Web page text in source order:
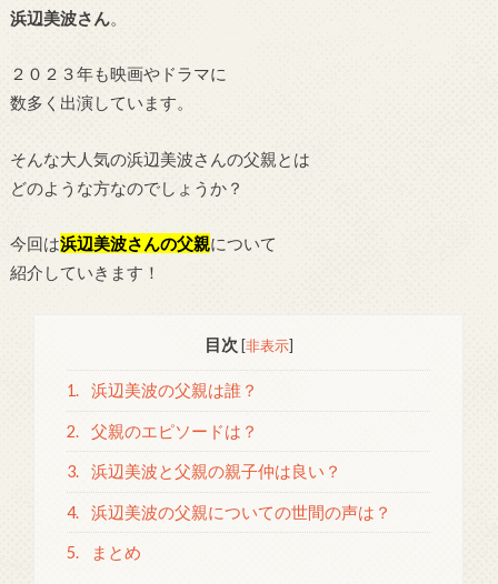
浜辺美波さん。
２０２３年も映画やドラマに
数多く出演しています。
そんな大人気の浜辺美波さんの父親とは
どのような方なのでしょうか？
今回は浜辺美波さんの父親について
紹介していきます！
目次 [非表示]
1. 浜辺美波の父親は誰？
2. 父親のエピソードは？
3. 浜辺美波と父親の親子仲は良い？
4. 浜辺美波の父親についての世間の声は？
5. まとめ